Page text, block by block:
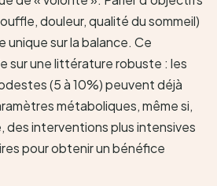
douleur, qualité du sommeil)
unique sur la balance. Ce
sur une littérature robuste : les
(5 à 10%) peuvent déjà
métaboliques, même si,
des interventions plus intensives
pour obtenir un bénéfice